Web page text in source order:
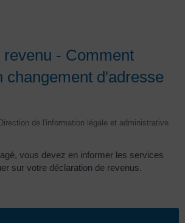
revenu - Comment
changement d'adresse
de l'information légale et administrative
vous devez en informer les services
sur votre déclaration de revenus.